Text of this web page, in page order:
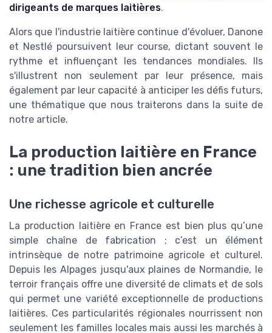
dirigeants de marques laitières.
Alors que l'industrie laitière continue d'évoluer, Danone
et Nestlé poursuivent leur course, dictant souvent le
rythme et influençant les tendances mondiales. Ils
s'illustrent non seulement par leur présence, mais
également par leur capacité à anticiper les défis futurs,
une thématique que nous traiterons dans la suite de
notre article.
La production laitière en France
: une tradition bien ancrée
Une richesse agricole et culturelle
La production laitière en France est bien plus qu’une
simple chaîne de fabrication ; c’est un élément
intrinsèque de notre patrimoine agricole et culturel.
Depuis les Alpages jusqu'aux plaines de Normandie, le
terroir français offre une diversité de climats et de sols
qui permet une variété exceptionnelle de productions
laitières. Ces particularités régionales nourrissent non
seulement les familles locales mais aussi les marchés à